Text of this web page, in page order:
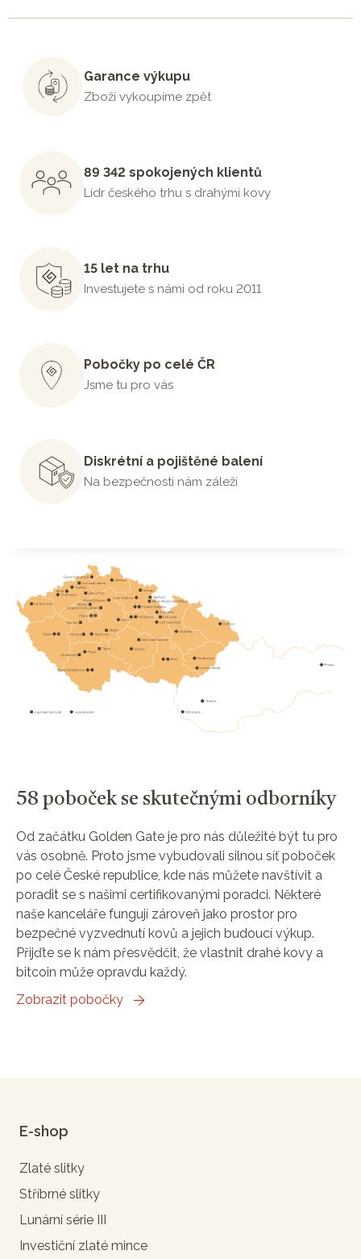
Garance výkupu
Zboží vykoupíme zpět
89 342 spokojených klientů
Lídr českého trhu s drahými kovy
15 let na trhu
Investujete s námi od roku 2011
Pobočky po celé ČR
Jsme tu pro vás
Diskrétní a pojištěné balení
Na bezpečnosti nám záleží
58 poboček se skutečnými odborníky
Od začátku Golden Gate je pro nás důležité být tu pro
vás osobně. Proto jsme vybudovali silnou síť poboček
po celé České republice, kde nás můžete navštívit a
poradit se s našimi certifikovanými poradci. Některé
naše kanceláře fungují zároveň jako prostor pro
bezpečné vyzvednutí kovů a jejich budoucí výkup.
Přijďte se k nám přesvědčit, že vlastnit drahé kovy a
bitcoin může opravdu každý.
Zobrazit pobočky
E-shop
Zlaté slitky
Stříbrné slitky
Lunární série III
Investiční zlaté mince